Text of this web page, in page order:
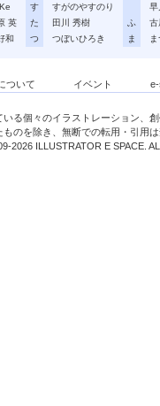
英
和
す
すがのやすのり
た
田川 秀樹
つ
つぼいひろき
早
ふ
古
ま
ついて イベント
いる個々のイラストレーション、
ものを除き、無断での転用・引用
2026 ILLUSTRATOR E SPACE.